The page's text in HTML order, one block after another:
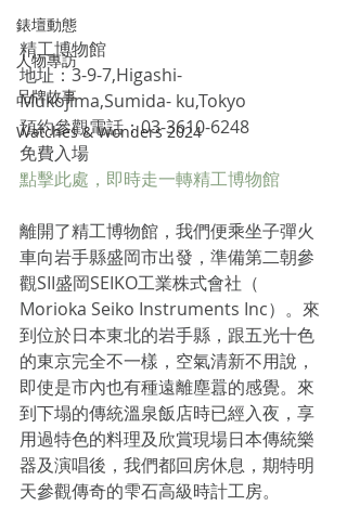
錶壇動態
人物專訪
品牌故事
Watches & Wonders 2024
精工博物館
地址：3-9-7,Higashi-
Mukojima,Sumida- ku,Tokyo
預約參觀電話：03-3610-6248
免費入場
點擊此處，即時走一轉精工博物館
離開了精工博物館，我們便乘坐子彈火
車向岩手縣盛岡市出發，準備第二朝參
觀SII盛岡SEIKO工業株式會社（
Morioka Seiko Instruments Inc）。來
到位於日本東北的岩手縣，跟五光十色
的東京完全不一樣，空氣清新不用說，
即使是市內也有種遠離塵囂的感覺。來
到下塌的傳統溫泉飯店時已經入夜，享
用過特色的料理及欣賞現場日本傳統樂
器及演唱後，我們都回房休息，期特明
天參觀傳奇的雫石高級時計工房。